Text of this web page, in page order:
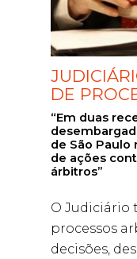
DE
“Em duas
de São Paulo
de ações
árbitros”
O Judiciário
processos
decisões,